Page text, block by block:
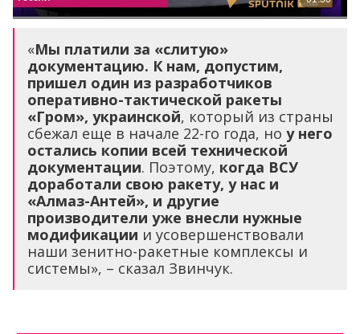
«Мы платили за «слитую»
документацию. К нам, допустим,
пришел один из разработчиков
оперативно-тактической ракеты
«Гром», украинской, который из страны
сбежал еще в начале 22-го года, но у него
остались копии всей технической
документации. Поэтому, когда ВСУ
доработали свою ракету, у нас и
«Алмаз-Антей», и другие
производители уже внесли нужные
модификации и усовершенствовали
наши зенитно-ракетные комплексы и
системы», – сказал Звинчук.